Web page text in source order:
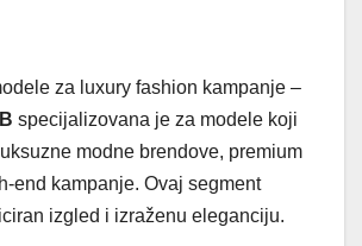
za luxury fashion kampanje –
specijalizovana je za modele koji
modne brendove, premium
end kampanje. Ovaj segment
izgled i izraženu eleganciju.